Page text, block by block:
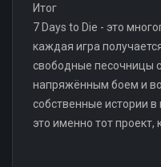
Итог
7 Days to Die - это
каждая игра
свободные песочницы
напряжённым боем и
собственные истории в
это именно тот проект,